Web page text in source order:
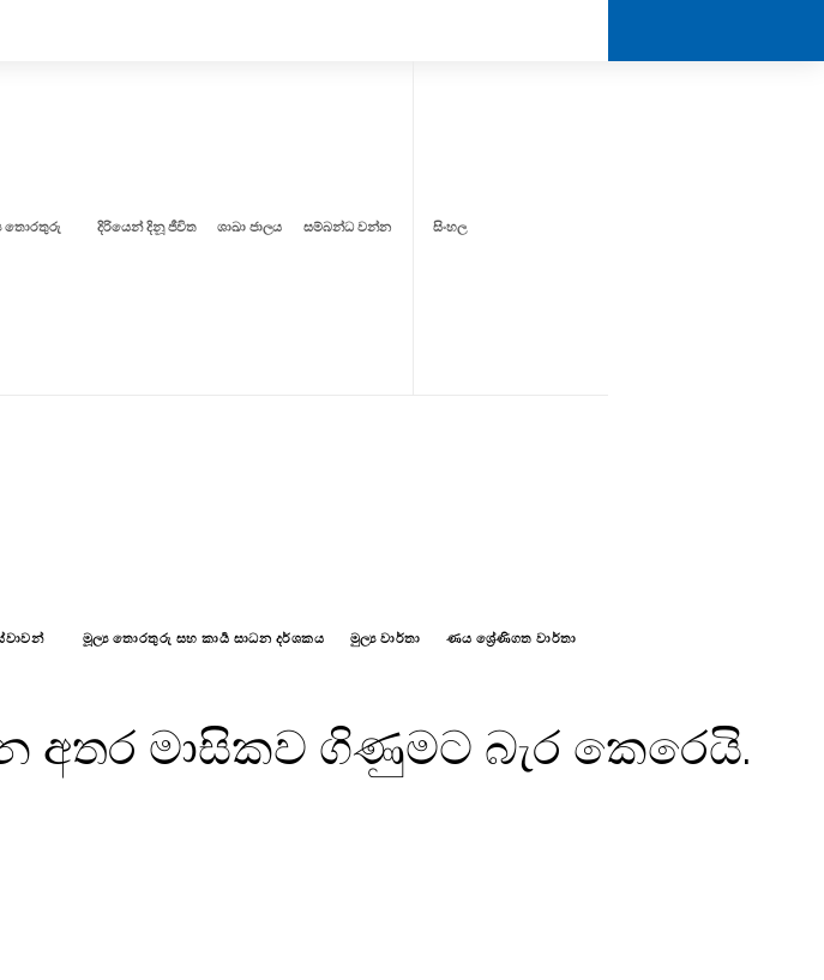
මූල්‍ය තොරතුරු සහ කාර්‍ය සාධන දර්ශකය මුල්‍ය වාර්තා ණය ශ්‍රේණිගත වාර්තා
තොරතුරු දිරියෙන් දිනූ ජීවිත ශාඛා ජාලය සම්බන්ධ වන්න සිංහල
මාසිකව ගිණුමට බැර කෙරෙයි.